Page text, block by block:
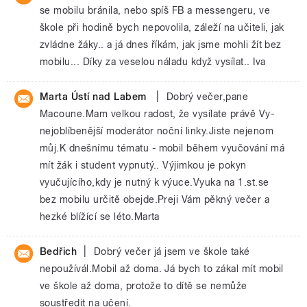
se mobilu bránila, nebo spíš FB a messengeru, ve
škole při hodině bych nepovolila, záleží na učiteli, jak
zvládne žáky.. a já dnes říkám, jak jsme mohli žít bez
mobilu... Díky za veselou náladu když vysílat.. Iva
Marta Ústí nad Labem
Dobrý večer,pane
Macoune.Mam velkou radost, že vysílate právě Vy-
nejoblíbenější moderátor noční linky.Jiste nejenom
můj.K dnešnímu tématu - mobil během vyučování má
mít žák i student vypnutý.. Výjimkou je pokyn
vyučujícího,kdy je nutný k výuce.Vyuka na 1.st.se
bez mobilu určitě obejde.Preji Vám pěkný večer a
hezké blížící se léto.Marta
Bedřich
Dobrý večer já jsem ve škole také
nepoužívál.Mobil až doma. Já bych to zákal mít mobil
ve škole až doma, protože to dítě se nemůže
soustředit na učení.